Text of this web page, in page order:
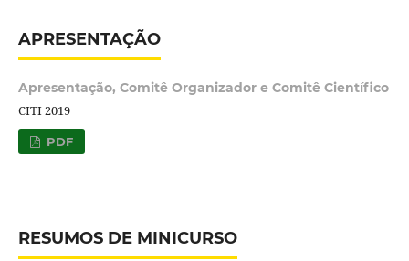
APRESENTAÇÃO
Apresentação, Comitê Organizador e Comitê Científico
CITI 2019
PDF
RESUMOS DE MINICURSO